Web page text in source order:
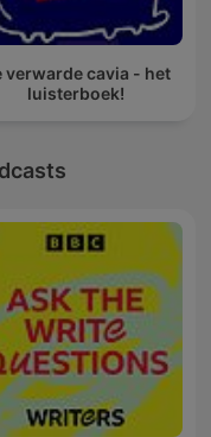
verwarde cavia - het
luisterboek!